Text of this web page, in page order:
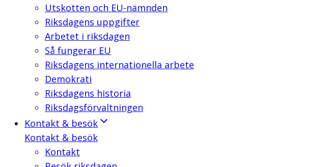
Utskotten och EU-nämnden
Riksdagens uppgifter
Arbetet i riksdagen
Så fungerar EU
Riksdagens internationella arbete
Demokrati
Riksdagens historia
Riksdagsförvaltningen
Kontakt & besök
Kontakt & besök
Kontakt